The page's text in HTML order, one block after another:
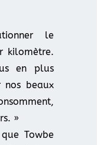
le
kilomètre.
en plus
nos beaux
»
Towbe